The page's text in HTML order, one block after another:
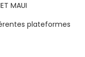
MAUI
plateformes